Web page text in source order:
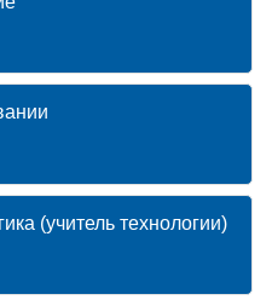
(учитель технологии)